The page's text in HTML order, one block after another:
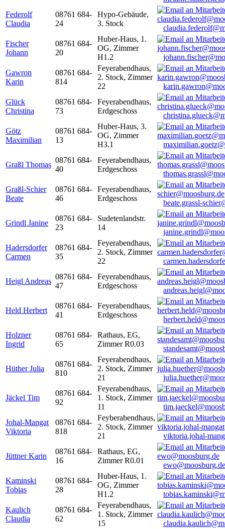
Federolf
Claudia
08761 684-
24
Hypo-Gebäude,
3. Stock
Fischer
Johann
08761 684-
20
Huber-Haus, 1.
OG, Zimmer
H1.2
Gawron
Karin
08761 684-
814
Feyerabendhaus,
2. Stock, Zimmer
22
Glück
Christina
08761 684-
73
Feyerabendhaus,
Erdgeschoss
Götz
Maximilian
08761 684-
13
Huber-Haus, 3.
OG, Zimmer
H3.1
Graßl Thomas
08761 684-
40
Feyerabendhaus,
Erdgeschoss
Graßl-Schier
Beate
08761 684-
46
Feyerabendhaus,
Erdgeschoss
beate.grassl-
Grindl Janine
08761 684-
23
Sudetenlandstr.
14
Hadersdorfer
Carmen
08761 684-
35
Feyerabendhaus,
2. Stock, Zimmer
22
Heigl Andreas
08761 684-
47
Feyerabendhaus,
Erdgeschoss
Held Herbert
08761 684-
41
Feyerabendhaus,
Erdgeschoss
Holzner
Ingrid
08761 684-
65
Rathaus, EG,
Zimmer R0.03
Hüther Julia
08761 684-
810
Feyerabendhaus,
2. Stock, Zimmer
21
Jäckel Tim
08761 684-
92
Feyerabendhaus,
1. Stock, Zimmer
11
Johal-Mangat
Viktoria
08761 684-
818
Feyberabendhaus,
2. Stock, Zimmer
21
viktoria.johal-
Jüttner Karin
08761 684-
16
Rathaus, EG,
Zimmer R0.01
ewo@moosburg.de
Kaminski
Tobias
08761 684-
28
Huber-Haus, 1.
OG, Zimmer
H1.2
Kaulich
Claudia
08761 684-
62
Feyerabendhaus,
1. Stock, Zimmer
15